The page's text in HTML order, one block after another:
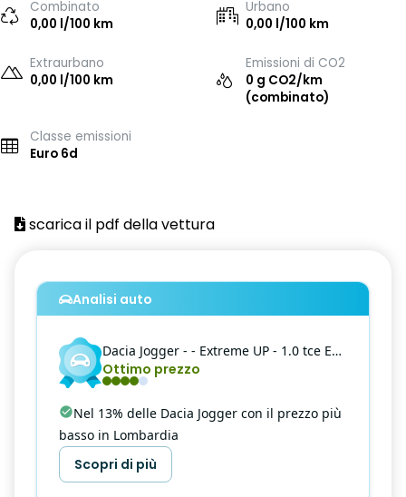
Combinato
0,00 l/100 km
Urbano
0,00 l/100 km
Extraurbano
0,00 l/100 km
Emissioni di CO2
0 g CO2/km
(combinato)
Classe emissioni
Euro 6d
scarica il pdf della vettura
Analisi auto
Dacia Jogger - - Extreme UP - 1.0 tce Extreme UP Gpl 100cv
Ottimo prezzo
Nel 13% delle Dacia Jogger con il prezzo più
basso in Lombardia
Scopri di più